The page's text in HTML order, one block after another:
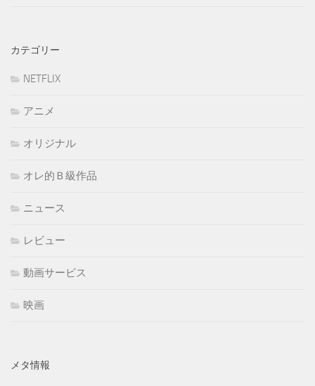
カテゴリー
NETFLIX
アニメ
オリジナル
オレ的Ｂ級作品
ニュース
レビュー
動画サービス
映画
メタ情報